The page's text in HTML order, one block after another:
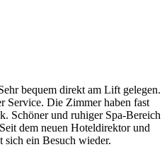
bequem direkt am Lift gelegen.
Service. Die Zimmer haben fast
Schöner und ruhiger Spa-Bereich
dem neuen Hoteldirektor und
sich ein Besuch wieder.